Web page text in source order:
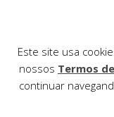
Este site usa
nossos Termos
continuar